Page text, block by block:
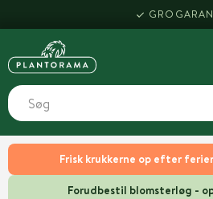
Frisk krukkerne op efter
Forudbestil blomsterløg -